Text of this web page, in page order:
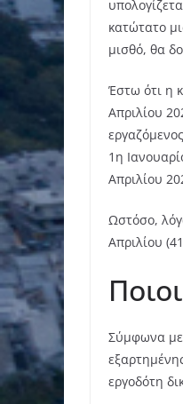
κατώτατο
μισθό, θα
Έστω ότι η
Απριλίου
1η
Απριλίου
Ωστόσο,
Απριλίου
Σύμφωνα με
εργοδότη